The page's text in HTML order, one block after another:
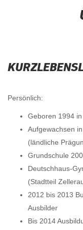
Persönlich:
Geboren 1994
Aufgewachsen
(ländliche
Grundschule
Deutschhaus-
(Stadtteil
2012 bis 2013
Ausbilder
Bis 2014